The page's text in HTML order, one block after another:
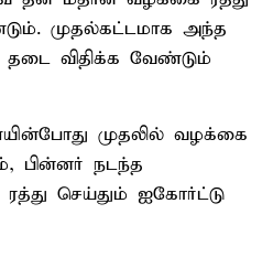
முதல்கட்டமாக அந்த
விதிக்க வேண்டும்
முதலில் வழக்கை
பின்னர் நடந்த
செய்தும் ஐகோர்ட்டு